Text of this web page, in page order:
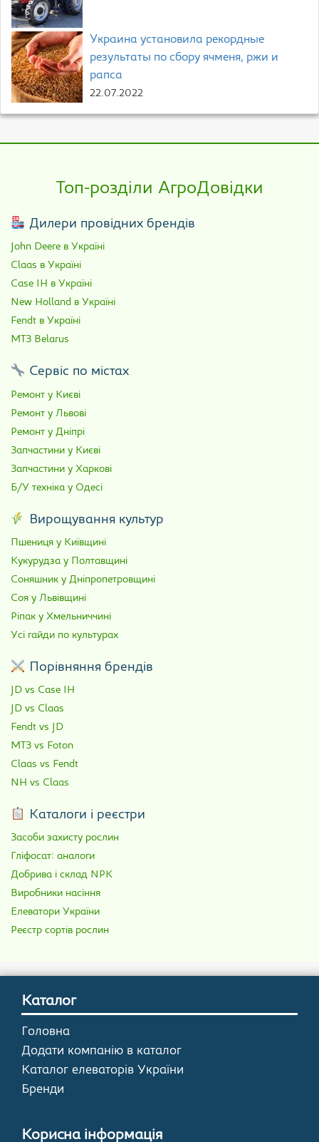
Украина установила рекордные
результаты по сбору ячменя, ржи и
рапса
22.07.2022
Топ-розділи АгроДовідки
Дилери провідних брендів
John Deere в Україні
Claas в Україні
Case IH в Україні
New Holland в Україні
Fendt в Україні
МТЗ Belarus
Сервіс по містах
Ремонт у Києві
Ремонт у Львові
Ремонт у Дніпрі
Запчастини у Києві
Запчастини у Харкові
Б/У техніка у Одесі
Вирощування культур
Пшениця у Київщині
Кукурудза у Полтавщині
Соняшник у Дніпропетровщині
Соя у Львівщині
Ріпак у Хмельниччині
Усі гайди по культурах
Порівняння брендів
JD vs Case IH
JD vs Claas
Fendt vs JD
МТЗ vs Foton
Claas vs Fendt
NH vs Claas
Каталоги і реєстри
Засоби захисту рослин
Гліфосат: аналоги
Добрива і склад NPK
Виробники насіння
Елеватори України
Реєстр сортів рослин
Каталог
Головна
Додати компанію в каталог
Каталог елеваторів України
Бренди
Корисна інформація